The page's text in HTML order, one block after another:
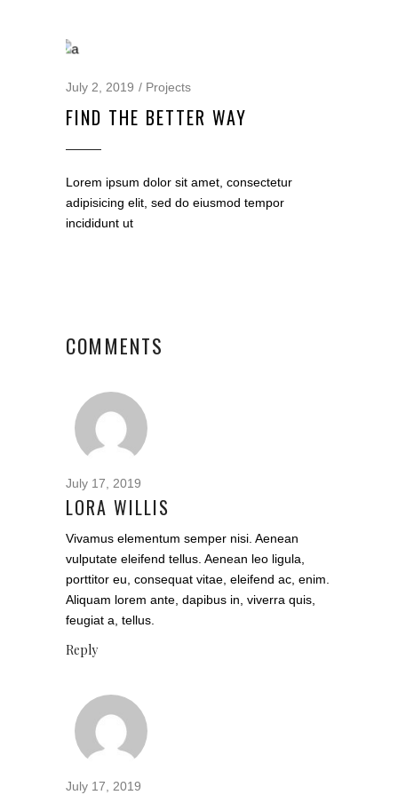
July 2, 2019 Projects
FIND THE BETTER WAY
Lorem ipsum dolor sit amet, consectetur
adipisicing elit, sed do eiusmod tempor
incididunt ut
COMMENTS
July 17, 2019
LORA WILLIS
Vivamus elementum semper nisi. Aenean
vulputate eleifend tellus. Aenean leo ligula,
porttitor eu, consequat vitae, eleifend ac, enim.
Aliquam lorem ante, dapibus in, viverra quis,
feugiat a, tellus.
Reply
July 17, 2019